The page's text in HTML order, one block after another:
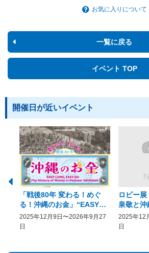
お気に入りについて
一覧に戻る
イベント TOP
開催日が近いイベント
「戦後80年 変わる！めぐ
る！沖縄のお金」“EASY
COME, EASY GO － The
History of Money in
2025年12月9日〜2026年9月27
日
ロビー
泉敬と沖
2025年12
日